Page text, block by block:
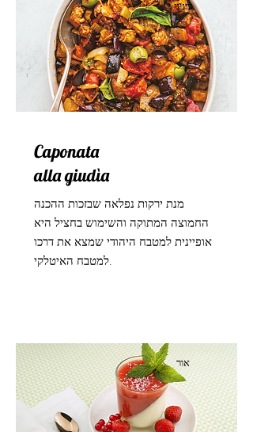
בינוני
Caponata
alla giudìa
מנת ירקות נפלאה שבזכות ההכנה
החמוצה המתוקה והשימוש בחציל היא
אופיינית למטבח היהודי שמצא את דרכו
למטבח האיטלקי.
אור